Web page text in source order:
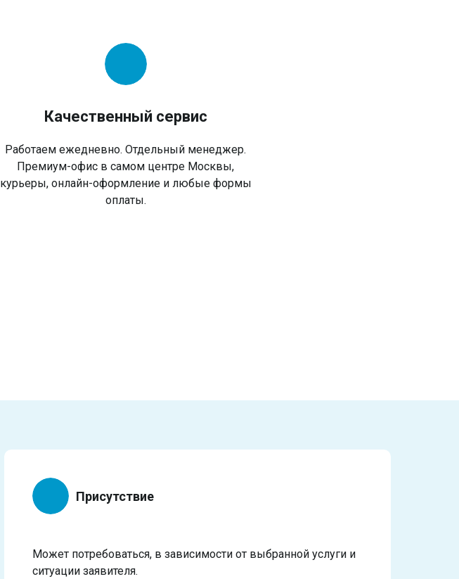
Качественный сервис
Работаем ежедневно. Отдельный менеджер.
Премиум-офис в самом центре Москвы,
курьеры, онлайн-оформление и любые формы
оплаты.
Присутствие
Может потребоваться, в зависимости от выбранной услуги и
ситуации заявителя.